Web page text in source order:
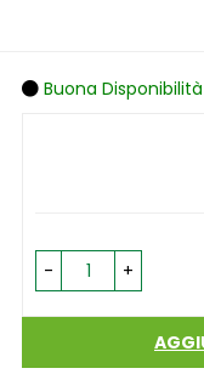
Buona Disponibilità
- +